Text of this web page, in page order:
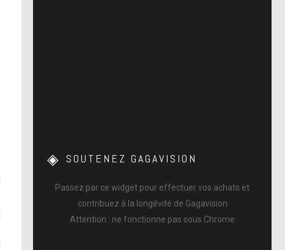
SOUTENEZ GAGAVISION
Passez par ce widget pour effectuer vos achats et
contribuez à la longévité de Gagavision
Attention : ne fonctionne pas sous Chrome